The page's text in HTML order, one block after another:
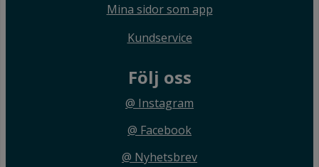
Mina sidor som app
Kundservice
Följ oss
@ Instagram
@ Facebook
@ Nyhetsbrev